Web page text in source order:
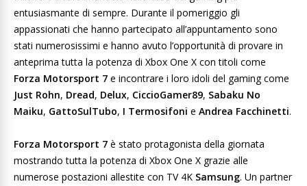
entusiasmante di sempre. Durante il pomeriggio gli
appassionati che hanno partecipato all’appuntamento sono
stati numerosissimi e hanno avuto l’opportunità di provare in
anteprima tutta la potenza di Xbox One X con titoli come
Forza Motorsport 7 e incontrare i loro idoli del gaming come
Just Rohn, Dread, Delux, CiccioGamer89, Sabaku No
Maiku, GattoSulTubo, I Termosifoni e Andrea Facchinetti.
Forza Motorsport 7 è stato protagonista della giornata
mostrando tutta la potenza di Xbox One X grazie alle
numerose postazioni allestite con TV 4K Samsung. Un partner